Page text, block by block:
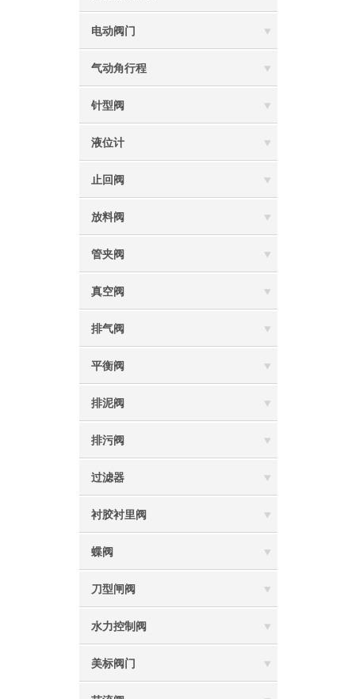
电动阀门
气动角行程
针型阀
液位计
止回阀
放料阀
管夹阀
真空阀
排气阀
平衡阀
排泥阀
排污阀
过滤器
衬胶衬里阀
蝶阀
刀型闸阀
水力控制阀
美标阀门